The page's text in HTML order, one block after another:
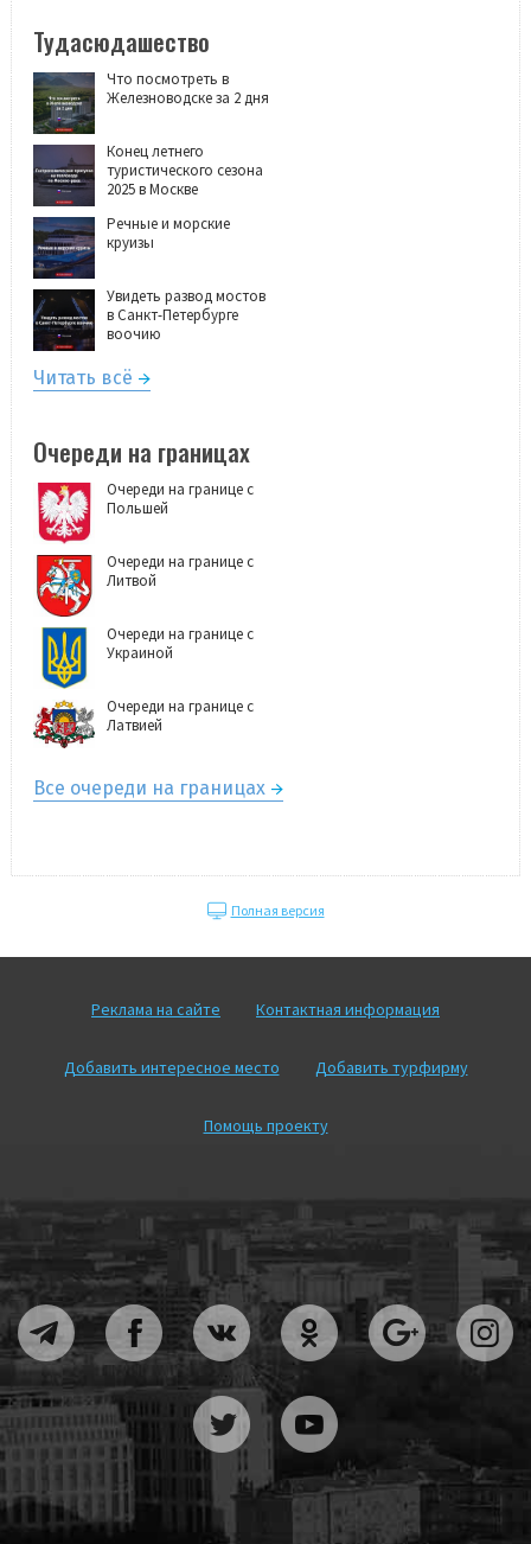
Тудасюдашество
Что посмотреть в
Железноводске за 2 дня
Конец летнего
туристического сезона
2025 в Москве
Речные и морские
круизы
Увидеть развод мостов
в Санкт-Петербурге
воочию
Читать всё
Очереди на границах
Очереди на границе с
Польшей
Очереди на границе с
Литвой
Очереди на границе с
Украиной
Очереди на границе с
Латвией
Все очереди на границах
Полная версия
Реклама на сайте Контактная информация
Добавить интересное место Добавить турфирму
Помощь проекту